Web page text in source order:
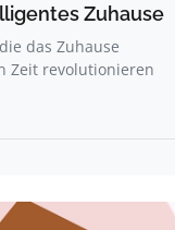
Zuhause
das Zuhause
Zeit revolutionieren